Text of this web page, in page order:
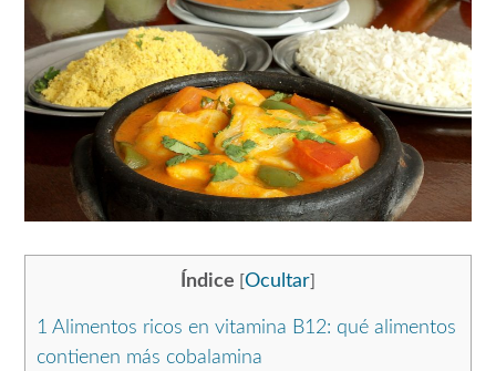
Índice Ocultar
1 Alimentos ricos en vitamina B12: qué alimentos
contienen más cobalamina